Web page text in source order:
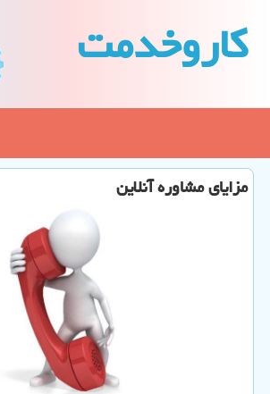
كاروخدمت
مزایای مشاوره آنلاین